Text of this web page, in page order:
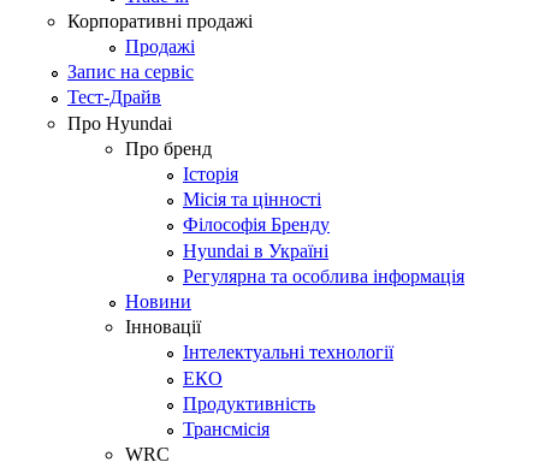
Корпоративні продажі
Продажі
Запис на сервіс
Тест-Драйв
Про Hyundai
Про бренд
Історія
Місія та цінності
Філософія Бренду
Hyundai в Україні
Регулярна та особлива інформація
Новини
Інновації
Інтелектуальні технології
ЕКО
Продуктивність
Трансмісія
WRC